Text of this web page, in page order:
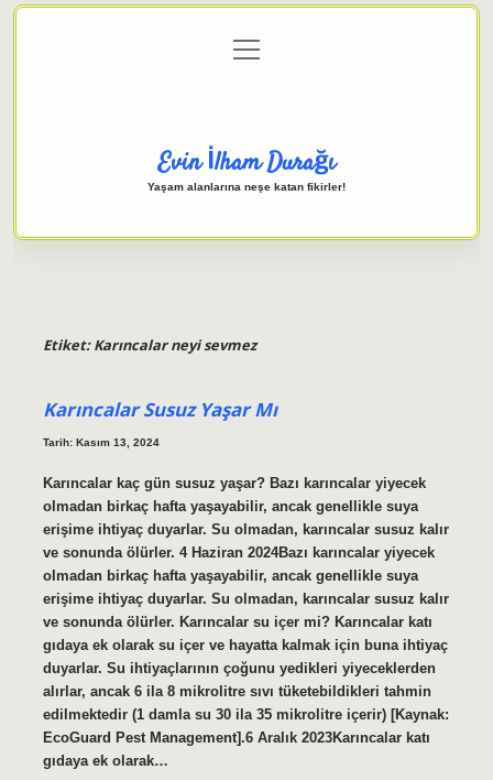
Gizlilik Politikası
menüyü
aç
Evin İlham Durağı
Yaşam alanlarına neşe katan fikirler!
Etiket:Karıncalar neyi sevmez
Karıncalar Susuz Yaşar Mı
Tarih: Kasım 13, 2024
Karıncalar kaç gün susuz yaşar? Bazı karıncalar yiyecek
olmadan birkaç hafta yaşayabilir, ancak genellikle suya
erişime ihtiyaç duyarlar. Su olmadan, karıncalar susuz kalır
ve sonunda ölürler. 4 Haziran 2024Bazı karıncalar yiyecek
olmadan birkaç hafta yaşayabilir, ancak genellikle suya
erişime ihtiyaç duyarlar. Su olmadan, karıncalar susuz kalır
ve sonunda ölürler. Karıncalar su içer mi? Karıncalar katı
gıdaya ek olarak su içer ve hayatta kalmak için buna ihtiyaç
duyarlar. Su ihtiyaçlarının çoğunu yedikleri yiyeceklerden
alırlar, ancak 6 ila 8 mikrolitre sıvı tüketebildikleri tahmin
edilmektedir (1 damla su 30 ila 35 mikrolitre içerir) [Kaynak:
EcoGuard Pest Management].6 Aralık 2023Karıncalar katı
gıdaya ek olarak…